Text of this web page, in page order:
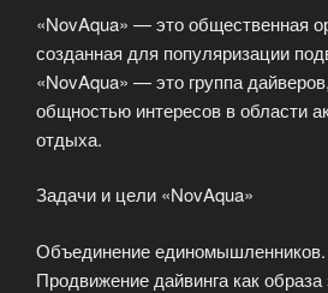
«NovAqua» — это общественная
созданная для популяризации
«NovAqua» — это группа
общностью интересов в области
отдыха.
Задачи и цели «NovAqua»
Объединение единомышленников.
Продвижение дайвинга как образа